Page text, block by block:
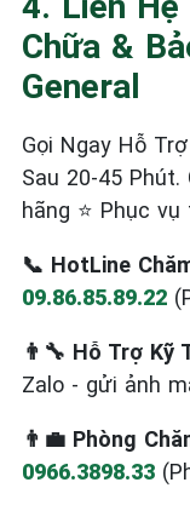
Chữa &
General
Gọi Ngay Hỗ
Sau 20-45 Phút.
hãng ⭐ Phục
📞 HotLine
09.86.85.89.22
👨‍🔧 Hỗ Trợ Kỹ
Zalo - gửi ảnh
👨‍💼 Phòng
0966.3898.33